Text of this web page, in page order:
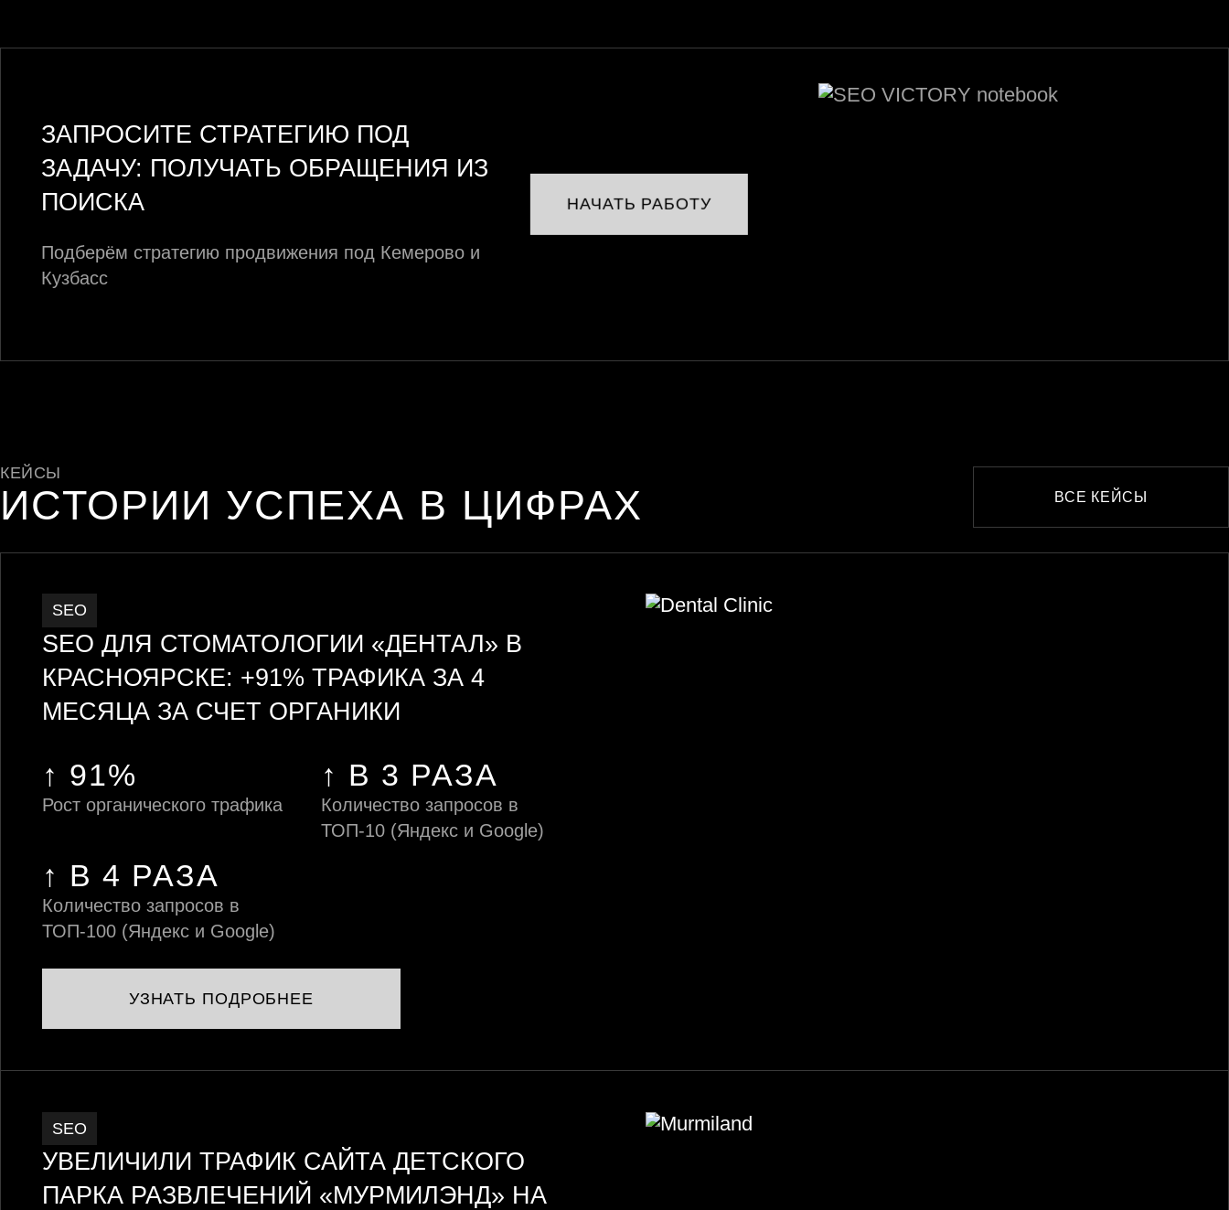
ЗАПРОСИТЕ СТРАТЕГИЮ ПОД
ЗАДАЧУ: ПОЛУЧАТЬ ОБРАЩЕНИЯ ИЗ
ПОИСКА
Подберём стратегию продвижения под Кемерово и
Кузбасс
НАЧАТЬ РАБОТУ
КЕЙСЫ
ИСТОРИИ УСПЕХА В ЦИФРАХ ВСЕ КЕЙСЫ
SEO
SEO ДЛЯ СТОМАТОЛОГИИ «ДЕНТАЛ» В
КРАСНОЯРСКЕ: +91% ТРАФИКА ЗА 4
МЕСЯЦА ЗА СЧЕТ ОРГАНИКИ
↑ 91%
Рост органического трафика
↑ В 3 РАЗА
Количество запросов в
ТОП-10 (Яндекс и Google)
↑ В 4 РАЗА
Количество запросов в
ТОП-100 (Яндекс и Google)
УЗНАТЬ ПОДРОБНЕЕ
SEO
УВЕЛИЧИЛИ ТРАФИК САЙТА ДЕТСКОГО
ПАРКА РАЗВЛЕЧЕНИЙ «МУРМИЛЭНД» НА